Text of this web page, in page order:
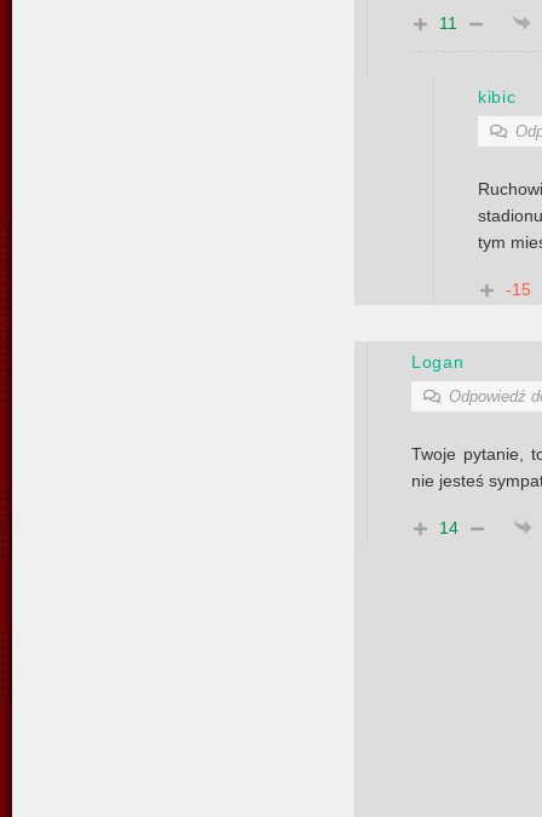
11
kibic
tym
-15
Logan
Odpowiedź
Twoje pytanie,
nie jesteś
14